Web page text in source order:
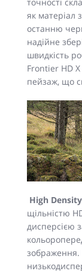
як матеріал
останню
надійне
швидкість
Frontier НD X
пейзаж, що
High
щільністю
дисперсією
зображення.